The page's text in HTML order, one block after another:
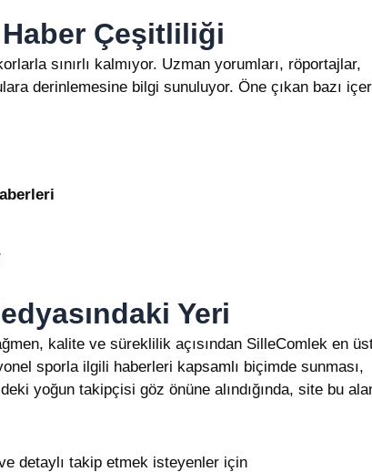
Çeşitliliği
sınırlı kalmıyor. Uzman yorumları, röportajlar,
derinlemesine bilgi sunuluyor. Öne çıkan bazı
Yeri
kalite ve süreklilik açısından SilleComlek en
sporla ilgili haberleri kapsamlı biçimde sunması,
yoğun takipçisi göz önüne alındığında, site bu
detaylı takip etmek isteyenler için